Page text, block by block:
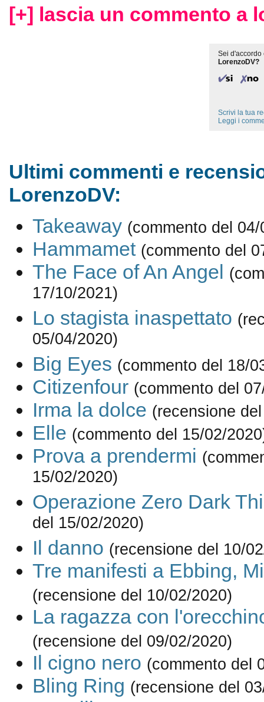
[+] lascia un commento a
Sei d'accordo
LorenzoDV?
Scrivi la tua
Leggi i
Ultimi commenti e
LorenzoDV:
Takeaway (commento del
Hammamet (commento del
The Face of An Angel
17/10/2021)
Lo stagista inaspettato
05/04/2020)
Big Eyes (commento del 18/
Citizenfour (commento del
Irma la dolce (recensione
Elle (commento del 15/02/
Prova a prendermi
15/02/2020)
Operazione Zero Dark
del 15/02/2020)
Il danno (recensione del 10/
Tre manifesti a Ebbing,
(recensione del 10/02/2020)
La ragazza con
(recensione del 09/02/2020)
Il cigno nero (commento del
Bling Ring (recensione del